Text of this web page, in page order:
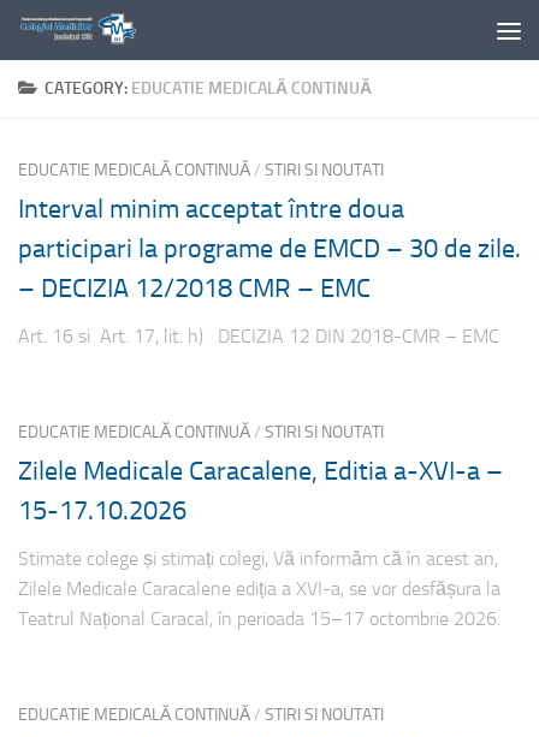
Skip to content
CATEGORY: EDUCATIE MEDICALĂ CONTINUĂ
EDUCATIE MEDICALĂ CONTINUĂ/ STIRI SI NOUTATI
Interval minim acceptat între doua
participari la programe de EMCD – 30 de zile.
– DECIZIA 12/2018 CMR – EMC
Art. 16 si Art. 17, lit. h) DECIZIA 12 DIN 2018-CMR – EMC
EDUCATIE MEDICALĂ CONTINUĂ/ STIRI SI NOUTATI
Zilele Medicale Caracalene, Editia a-XVI-a –
15-17.10.2026
Stimate colege și stimați colegi, Vă informăm că în acest an,
Zilele Medicale Caracalene ediția a XVI-a, se vor desfășura la
Teatrul Național Caracal, în perioada 15–17 octombrie 2026.
EDUCATIE MEDICALĂ CONTINUĂ/ STIRI SI NOUTATI